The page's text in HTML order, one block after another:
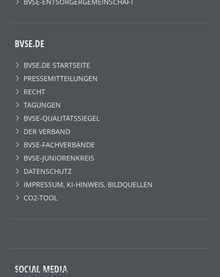
BVSE.DE
BVSE.DE STARTSEITE
PRESSEMITTEILUNGEN
RECHT
TAGUNGEN
BVSE-QUALITÄTSSIEGEL
DER VERBAND
BVSE-FACHVERBÄNDE
BVSE-JUNIORENKREIS
DATENSCHUTZ
IMPRESSUM, KI-HINWEIS, BILDQUELLEN
CO2-TOOL
SOCIAL MEDIA
Sessioncookies, die das einwandfreie Funktionieren der